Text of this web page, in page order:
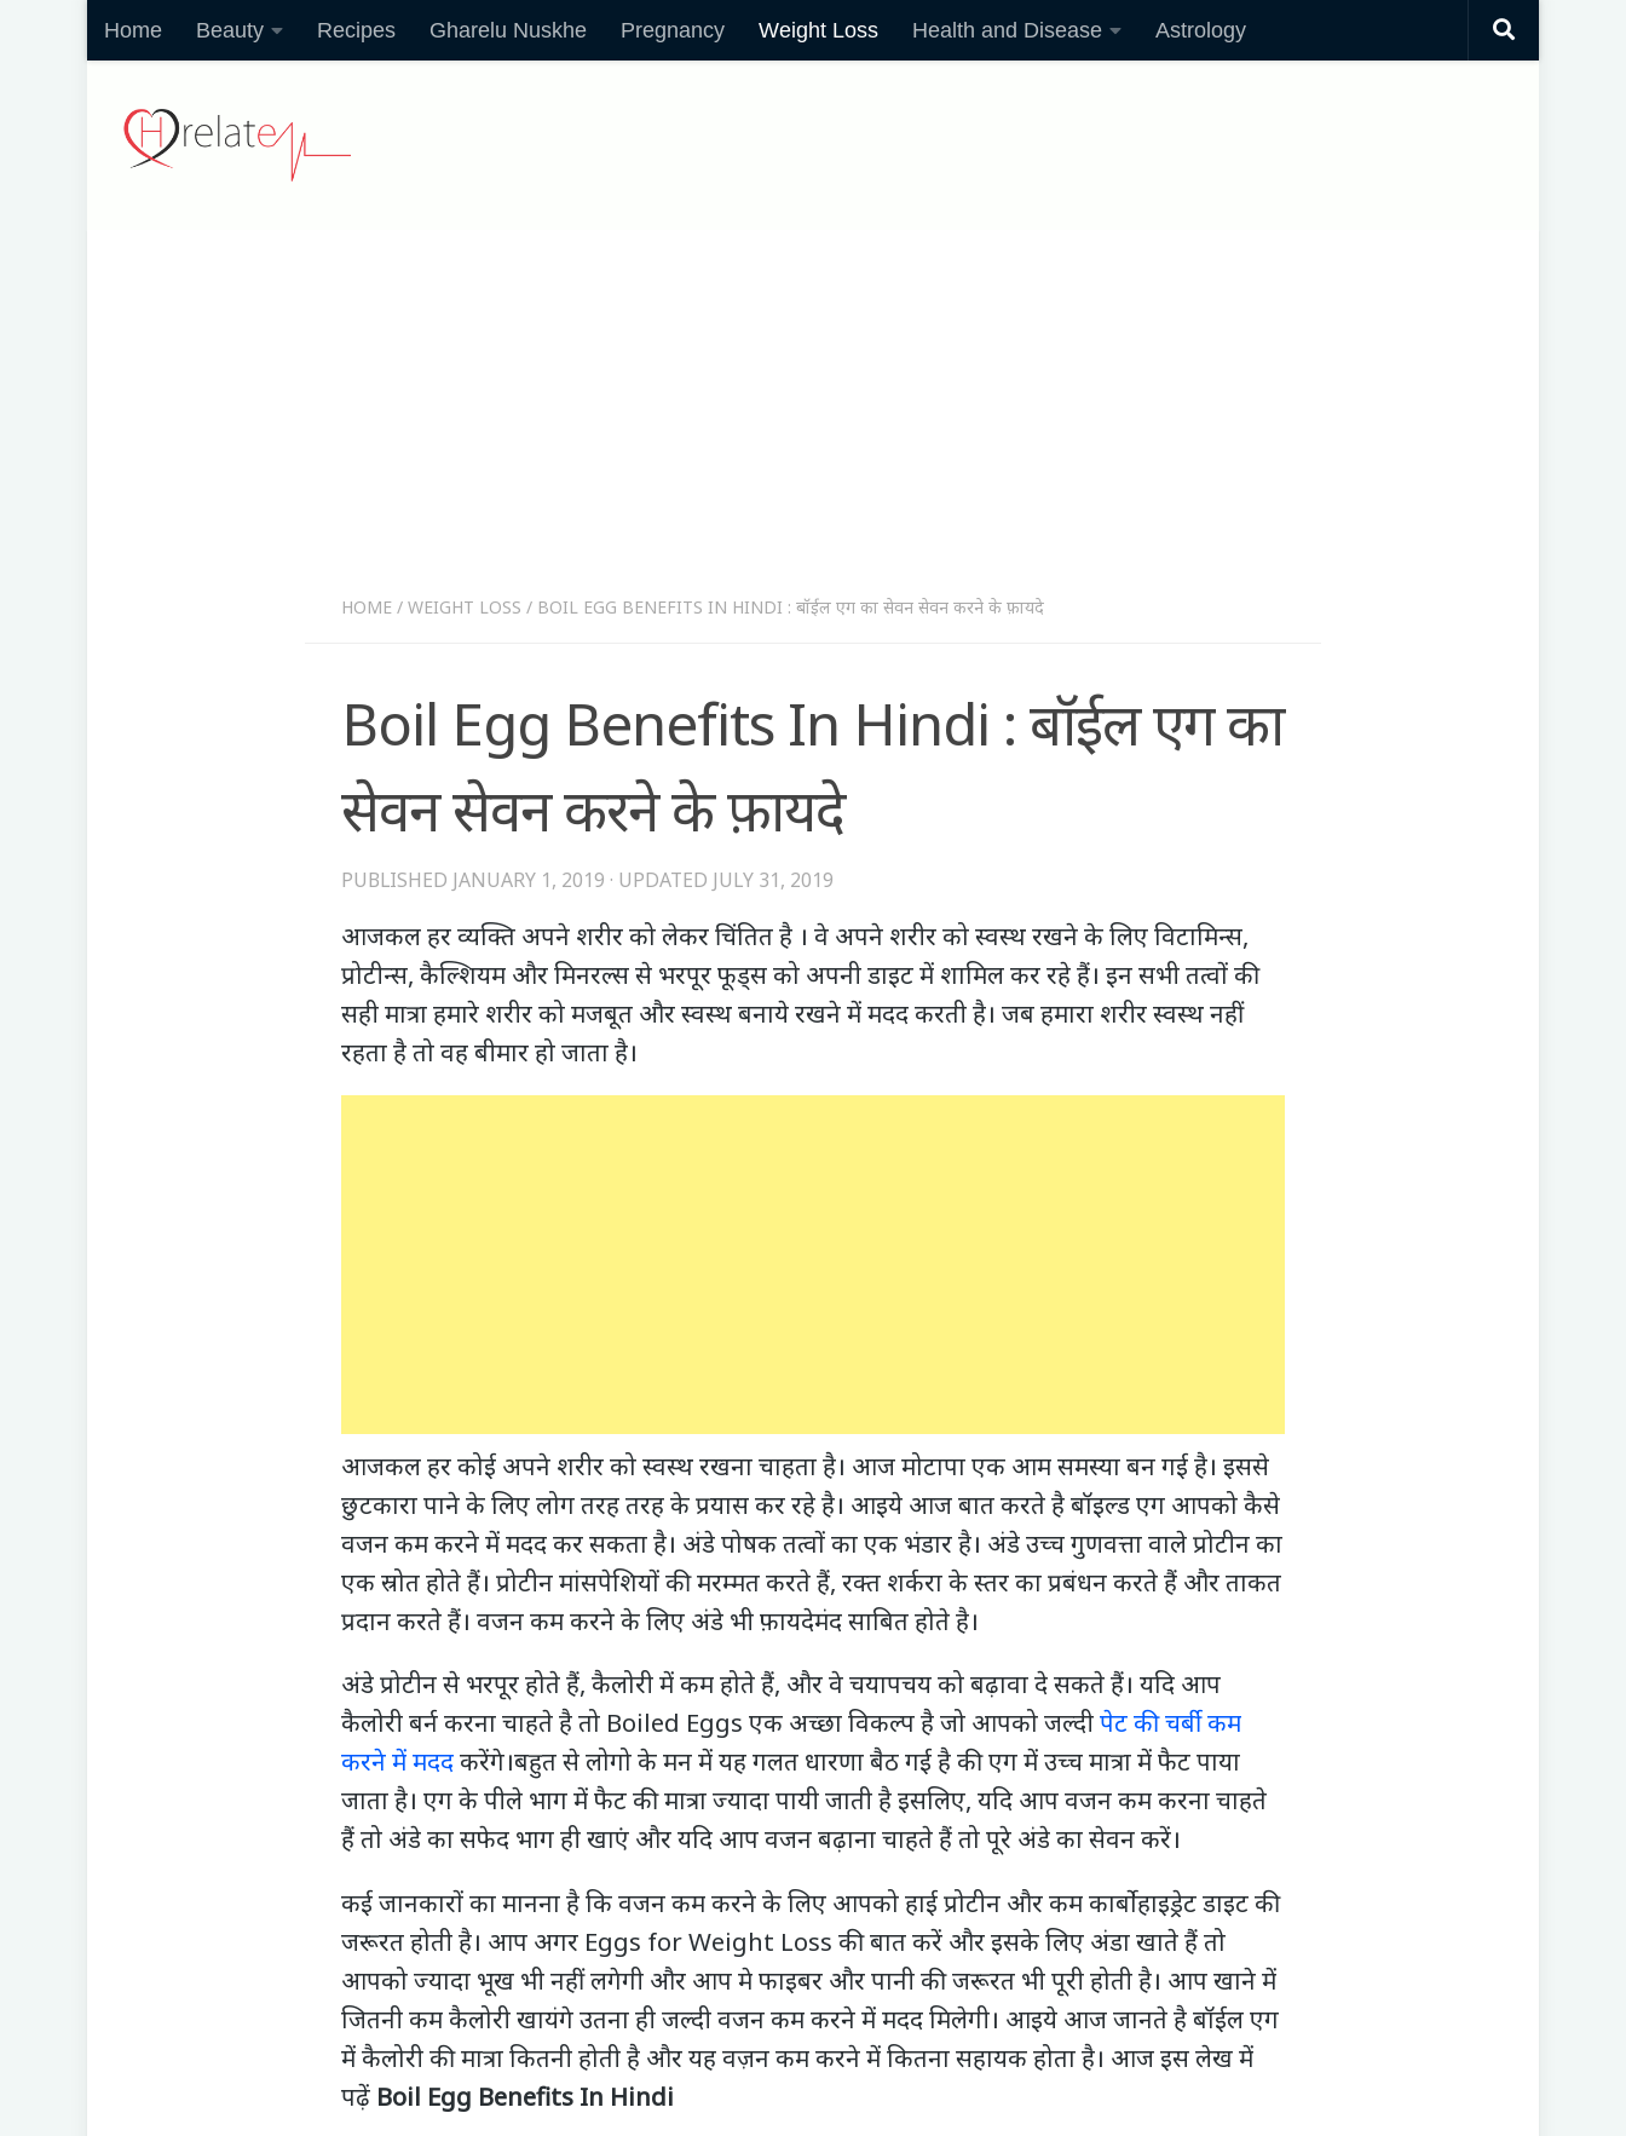
Home Beauty Recipes Gharelu Nuskhe Pregnancy Weight Loss Health and Disease Astrology
HOME / WEIGHT LOSS / BOIL EGG BENEFITS IN HINDI : बॉईल एग का सेवन सेवन करने के फ़ायदे
Boil Egg Benefits In Hindi : बॉईल एग का
सेवन सेवन करने के फ़ायदे
PUBLISHED JANUARY 1, 2019 · UPDATED JULY 31, 2019
आजकल हर व्यक्ति अपने शरीर को लेकर चिंतित है । वे अपने शरीर को स्वस्थ रखने के लिए विटामिन्स,
प्रोटीन्स, कैल्शियम और मिनरल्स से भरपूर फूड्स को अपनी डाइट में शामिल कर रहे हैं। इन सभी तत्वों की
सही मात्रा हमारे शरीर को मजबूत और स्वस्थ बनाये रखने में मदद करती है। जब हमारा शरीर स्वस्थ नहीं
रहता है तो वह बीमार हो जाता है।
आजकल हर कोई अपने शरीर को स्वस्थ रखना चाहता है। आज मोटापा एक आम समस्या बन गई है। इससे
छुटकारा पाने के लिए लोग तरह तरह के प्रयास कर रहे है। आइये आज बात करते है बॉइल्ड एग आपको कैसे
वजन कम करने में मदद कर सकता है। अंडे पोषक तत्वों का एक भंडार है। अंडे उच्च गुणवत्ता वाले प्रोटीन का
एक स्रोत होते हैं। प्रोटीन मांसपेशियों की मरम्मत करते हैं, रक्त शर्करा के स्तर का प्रबंधन करते हैं और ताकत
प्रदान करते हैं। वजन कम करने के लिए अंडे भी फ़ायदेमंद साबित होते है।
अंडे प्रोटीन से भरपूर होते हैं, कैलोरी में कम होते हैं, और वे चयापचय को बढ़ावा दे सकते हैं। यदि आप
कैलोरी बर्न करना चाहते है तो Boiled Eggs एक अच्छा विकल्प है जो आपको जल्दीपेट की चर्बी कम
करने में मददकरेंगे।बहुत से लोगो के मन में यह गलत धारणा बैठ गई है की एग में उच्च मात्रा में फैट पाया
जाता है। एग के पीले भाग में फैट की मात्रा ज्यादा पायी जाती है इसलिए, यदि आप वजन कम करना चाहते
हैं तो अंडे का सफेद भाग ही खाएं और यदि आप वजन बढ़ाना चाहते हैं तो पूरे अंडे का सेवन करें।
कई जानकारों का मानना है कि वजन कम करने के लिए आपको हाई प्रोटीन और कम कार्बोहाइड्रेट डाइट की
जरूरत होती है। आप अगर Eggs for Weight Loss की बात करें और इसके लिए अंडा खाते हैं तो
आपको ज्यादा भूख भी नहीं लगेगी और आप मे फाइबर और पानी की जरूरत भी पूरी होती है। आप खाने में
जितनी कम कैलोरी खायंगे उतना ही जल्दी वजन कम करने में मदद मिलेगी। आइये आज जानते है बॉईल एग
में कैलोरी की मात्रा कितनी होती है और यह वज़न कम करने में कितना सहायक होता है। आज इस लेख में
पढ़ें Boil Egg Benefits In Hindi